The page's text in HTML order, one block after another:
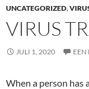
UNCATEGORIZED,
VIRUS
JULI 1, 2020 EEN
When a person has